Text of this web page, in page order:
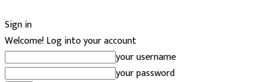
Sign in
Welcome! Log into your account
your username
your password